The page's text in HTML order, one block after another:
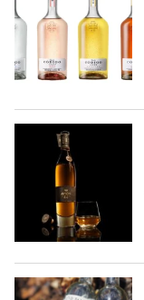
メキシコ料理
メキシコの記念日
お問合せ